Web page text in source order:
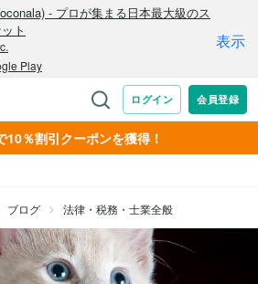
10％割引クーポンを獲得！
ブログ 法律・税務・士業全般